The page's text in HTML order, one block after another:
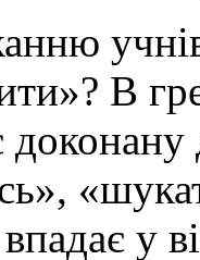
В
доконану
у